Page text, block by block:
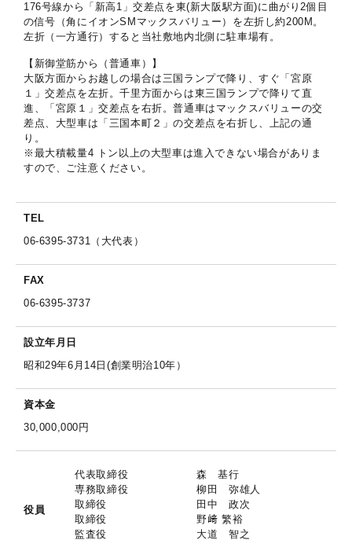
176号線から「新高1」交差点を東(新大阪駅方面)に曲がり2個目
の信号（角にイオンSMマックスバリュー）を左折し約200M。
左折（一方通行）すると当社敷地内北側に駐車場有。
【新御堂筋から（普通車）】
大阪方面からお越しの場合は三国ランプで降り、すぐ「宮原
１」交差点を左折。千里方面からは東三国ランプで降りて直
進、「宮原１」交差点を右折。普通車はマックスバリューの交
差点、大型車は「三国本町２」の交差点を右折し、上記の通
り。
※最大積載量4 トン以上の大型車は進入できない場合がありま
すので、ご注意ください。
TEL
06-6395-3731（大代表）
FAX
06-6395-3737
設立年月日
昭和29年6月14日(創業明治10年）
資本金
30,000,000円
役員
代表取締役
専務取締役
取締役
取締役
監査役
森 基行
柳田 弥雄人
田中 政次
野﨑 繁裕
大道 智之